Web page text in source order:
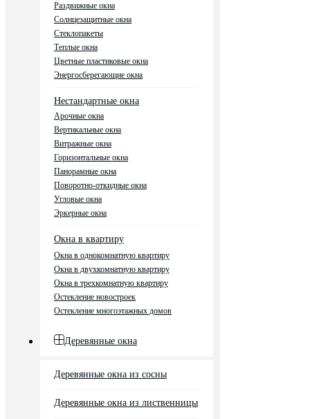
Раздвижные окна
Солнцезащитные окна
Стеклопакеты
Теплые окна
Цветные пластиковые окна
Энергосберегающие окна
Нестандартные окна
Арочные окна
Вертикальные окна
Витражные окна
Горизонтальные окна
Панорамные окна
Поворотно-откидные окна
Угловые окна
Эркерные окна
Окна в квартиру
Окна в однокомнатную квартиру
Окна в двухкомнатную квартиру
Окна в трехкомнатную квартиру
Остекление новостроек
Остекление многоэтажных домов
Деревянные окна
Деревянные окна из сосны
Деревянные окна из лиственницы